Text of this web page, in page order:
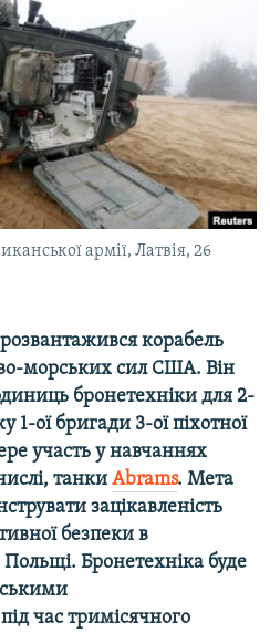
армії, Латвія, 26
корабель
морських сил США. Він
бронетехніки для 2-
1-ої бригади 3-ої піхотної
участь у навчаннях
танки Abrams. Мета
зацікавленість
безпеки в
Польщі. Бронетехніка буде
час тримісячного